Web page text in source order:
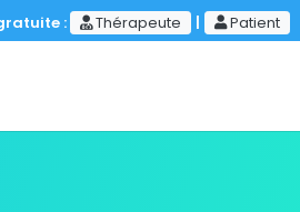
: Thérapeute | Patient